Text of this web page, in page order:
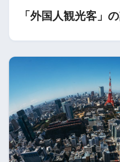
「外国人観光客」